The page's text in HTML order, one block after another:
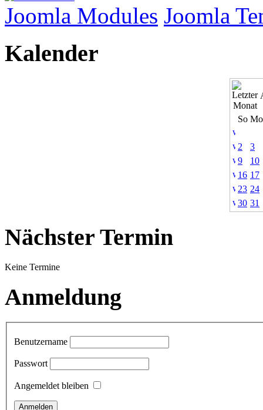
Joomla Modules Joomla
Kalender
So Mo
2
3
9
10
16 17
23 24
30 31
Nächster Termin
Keine Termine
Anmeldung
Benutzername
Passwort
Angemeldet bleiben